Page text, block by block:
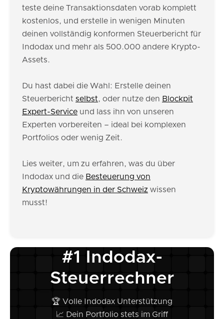
teste deine Transaktionsdaten vorab komplett
kostenlos, und erstelle in wenigen Minuten
deinen vollständig konformen Steuerbericht für
Indodax und mehr als 500.000 andere Krypto-
Assets.
Du hast dabei die Wahl: Erstelle deinen
Steuerbericht selbst, oder nutze den Blockpit
Expert-Service und lass ihn von unseren
Experten vorbereiten – ideal bei komplexen
Portfolios oder wenig Zeit.
Lies weiter, um zu erfahren, was du über
Indodax und die Besteuerung von
Kryptowährungen in der Schweiz wissen
musst!
#1 Indodax-
Steuerrechner
🏆 Volle Indodax Unterstützung
📈 Dein Portfolio stets im Griff